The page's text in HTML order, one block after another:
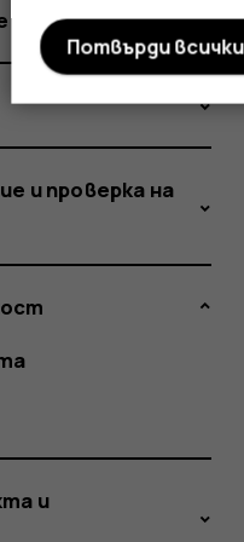
и проверка на
и
Потвърди всички